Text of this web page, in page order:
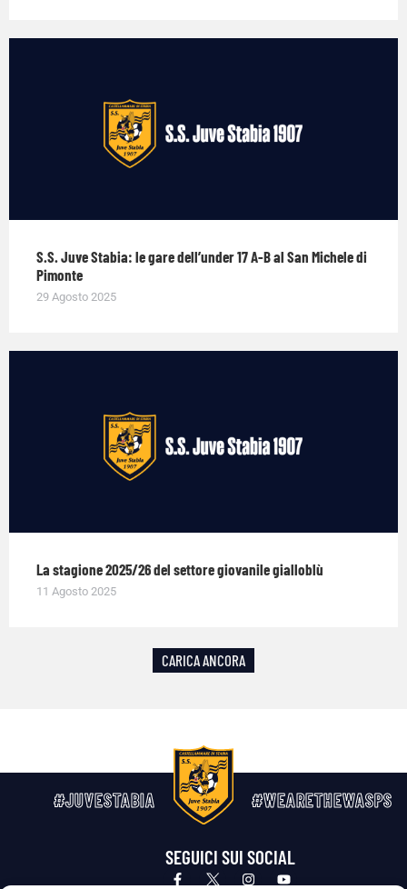
S.S. Juve Stabia: le gare dell’under 17 A-B al San Michele di
Pimonte
29 Agosto 2025
La stagione 2025/26 del settore giovanile gialloblù
11 Agosto 2025
CARICA ANCORA
#JUVESTABIA #WEARETHEWASPS
SEGUICI SUI SOCIAL